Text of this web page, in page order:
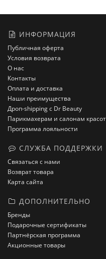
ИНФОРМАЦИЯ
Публичная оферта
Условия возврата
О нас
Контакты
Оплата и доставка
Наши преимущества
Дроп-shipping с Dr Beauty
Парикмахерам и салонам
Программа лояльности
СЛУЖБА ПОДДЕРЖКИ
Связаться с нами
Возврат товара
Карта сайта
ДОПОЛНИТЕЛЬНО
Бренды
Подарочные сертификаты
Партнёрская программа
Акционные товары